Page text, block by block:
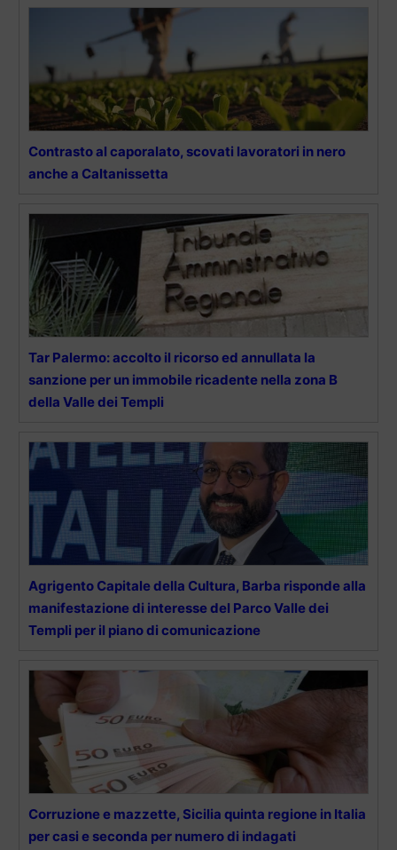
Contrasto al caporalato, scovati lavoratori in nero
anche a Caltanissetta
Tar Palermo: accolto il ricorso ed annullata la
sanzione per un immobile ricadente nella zona B
della Valle dei Templi
Agrigento Capitale della Cultura, Barba risponde alla
manifestazione di interesse del Parco Valle dei
Templi per il piano di comunicazione
Corruzione e mazzette, Sicilia quinta regione in Italia
per casi e seconda per numero di indagati